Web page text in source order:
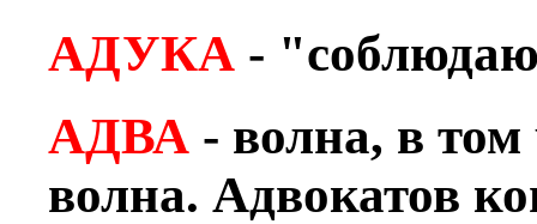
АДУКА -
АДВА - волна, в
волна. Адвокатов